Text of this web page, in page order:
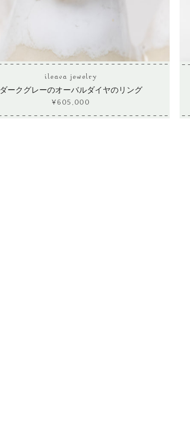
ileava jewelry
ダークグレーのオーバルダイヤのリング
¥605,000